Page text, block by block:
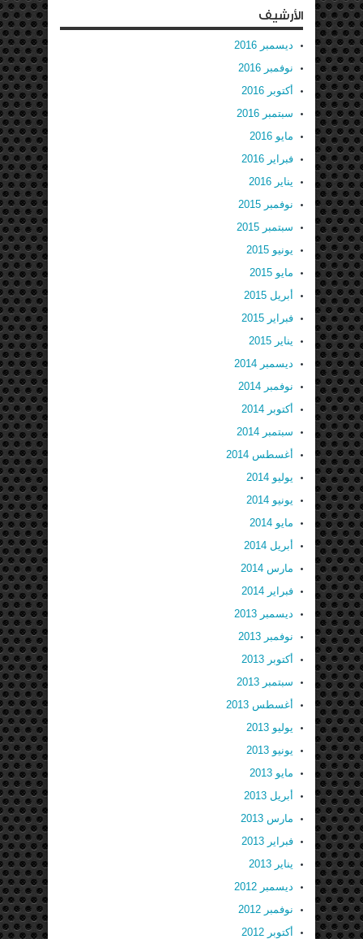
الأرشيف
ديسمبر 2016
نوفمبر 2016
أكتوبر 2016
سبتمبر 2016
مايو 2016
فبراير 2016
يناير 2016
نوفمبر 2015
سبتمبر 2015
يونيو 2015
مايو 2015
أبريل 2015
فبراير 2015
يناير 2015
ديسمبر 2014
نوفمبر 2014
أكتوبر 2014
سبتمبر 2014
أغسطس 2014
يوليو 2014
يونيو 2014
مايو 2014
أبريل 2014
مارس 2014
فبراير 2014
ديسمبر 2013
نوفمبر 2013
أكتوبر 2013
سبتمبر 2013
أغسطس 2013
يوليو 2013
يونيو 2013
مايو 2013
أبريل 2013
مارس 2013
فبراير 2013
يناير 2013
ديسمبر 2012
نوفمبر 2012
أكتوبر 2012